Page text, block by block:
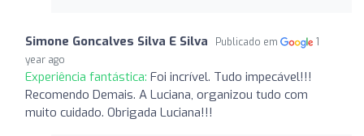
Simone Goncalves Silva E Silva Publicado em
1
year ago
Experiência fantástica: Foi incrível. Tudo impecável!!!
Recomendo Demais. A Luciana, organizou tudo com
muito cuidado. Obrigada Luciana!!!